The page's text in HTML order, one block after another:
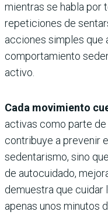
mientras se habla por
repeticiones de
acciones simples que
comportamiento
activo.
Cada movimiento
activas como parte
contribuye a prevenir
sedentarismo, sino
de autocuidado,
demuestra que cuidar
apenas unos minutos